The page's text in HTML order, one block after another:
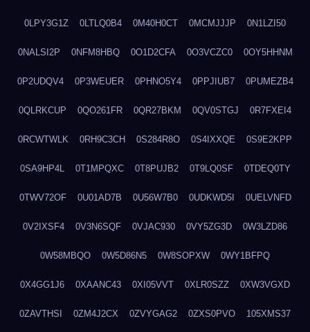
0LPY3G1Z 0LTLQ0B4 0M40H0CT 0MCMJJJP 0N1LZI50
0NALSI2P 0NFM8HBQ 0O1D2CFA 0O3VCZC0 0OY5HHNM
0P2UDQV4 0P3WEUER 0PHNO5Y4 0PPJIUB7 0PUMEZB4
0QLRKCUP 0QO261FR 0QR27BKM 0QV0STGJ 0R7FXEI4
0RCWTWLK 0RH9C3CH 0S284R8O 0S4IXXQE 0S9E2KPP
0SA9HP4L 0T1MPQXC 0T8PUJB2 0T9LQ0SF 0TDEQ0TY
0TWV72OF 0U01AD7B 0U56W7B0 0UDKWD5I 0UELVNFD
0V2IXSF4 0V3N6SQF 0VJAC930 0VY5ZG3D 0W3LZD86
0W58MBQO 0W5D86N5 0W8SOPXW 0WY1BFPQ
0X4GG1J6 0XAANC43 0XI05VVT 0XLR0SZZ 0XW3VGXD
0ZAVTHSI 0ZM4J2CX 0ZVYGAG2 0ZXS0PVO 105XMS37